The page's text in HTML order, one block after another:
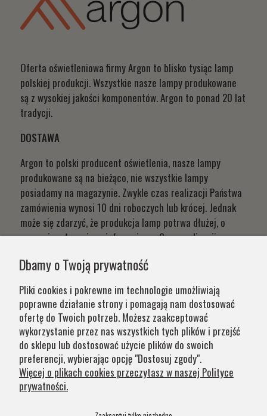
Oferta oświetleniowa firmy Argon to blisko tysiąc lamp
polskiej produkcji. Wszystkie nasze lampy produkowane
są z wysokiej jakości komponentów. Argon to ponad 20 lat
tradycji.
DOSTAWA
Argon to polski producent oświetlenia, nasze lampy
produkowane są na bieżąco, nie wszystkie lampy
posiadamy na magazynie. Zwykle czas realizacji Państwa
zamówienia wynosi 10 dni roboczych lub krócej. Jednak
może się zdarzyć, że produkcja lamp potrwa dłużej, o
czym niezwłocznie poinformujemy. Czas realizacji
chęci zapewnienia jak najwyższej jakości produktu. W
na zamówienie jest zaznaczony w opisie. Wierzymy, że na
nasze lampy warto czasem poczekać.
Kategorie
Obsługa klienta
Dbamy o Twoją prywatność
Pliki cookies i pokrewne im technologie umożliwiają
poprawne działanie strony i pomagają nam dostosować
ofertę do Twoich potrzeb. Możesz zaakceptować
wykorzystanie przez nas wszystkich tych plików i przejść
do sklepu lub dostosować użycie plików do swoich
preferencji, wybierając opcję "Dostosuj zgody".
Więcej o plikach cookies przeczytasz w naszej Polityce
prywatności.